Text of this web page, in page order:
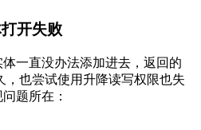
开失败
一直没办法添加进去，返回的
，也尝试使用升降读写权限也失
题所在：